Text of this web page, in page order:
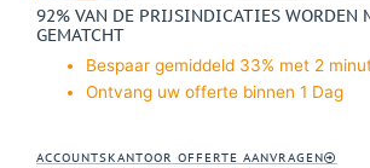
92% VAN DE PRIJSINDICATIES WORDEN
GEMATCHT
Bespaar gemiddeld 33% met 2
Ontvang uw offerte binnen 1 Dag
ACCOUNTSKANTOOR OFFERTE AANVRAGEN